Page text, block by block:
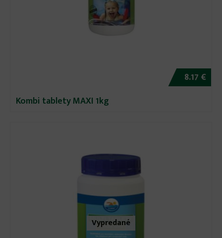
8.17 €
Kombi tablety MAXI 1kg
Vypredané